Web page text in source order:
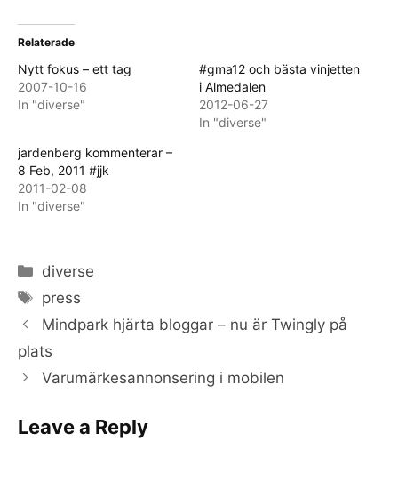
Relaterade
Nytt fokus – ett tag
2007-10-16
In "diverse"
#gma12 och bästa vinjetten
i Almedalen
2012-06-27
In "diverse"
jardenberg kommenterar –
8 Feb, 2011 #jjk
2011-02-08
In "diverse"
Categories
diverse
Tags
press
Mindpark hjärta bloggar – nu är Twingly på
plats
Varumärkesannonsering i mobilen
Leave a Reply